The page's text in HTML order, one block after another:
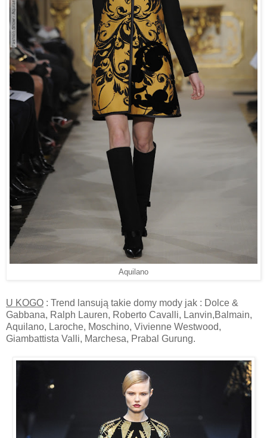
Aquilano
U KOGO : Trend lansują takie domy mody jak : Dolce &
Gabbana, Ralph Lauren, Roberto Cavalli, Lanvin,Balmain,
Aquilano, Laroche, Moschino, Vivienne Westwood,
Giambattista Valli, Marchesa, Prabal Gurung.